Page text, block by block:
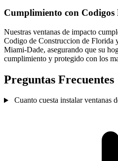
Cumplimiento con Codigos
Nuestras ventanas de impacto
Codigo de Construccion de Florida
Miami-Dade, asegurando que su
cumplimiento y protegido con los
Preguntas Frecuentes
Cuanto cuesta instalar ventanas